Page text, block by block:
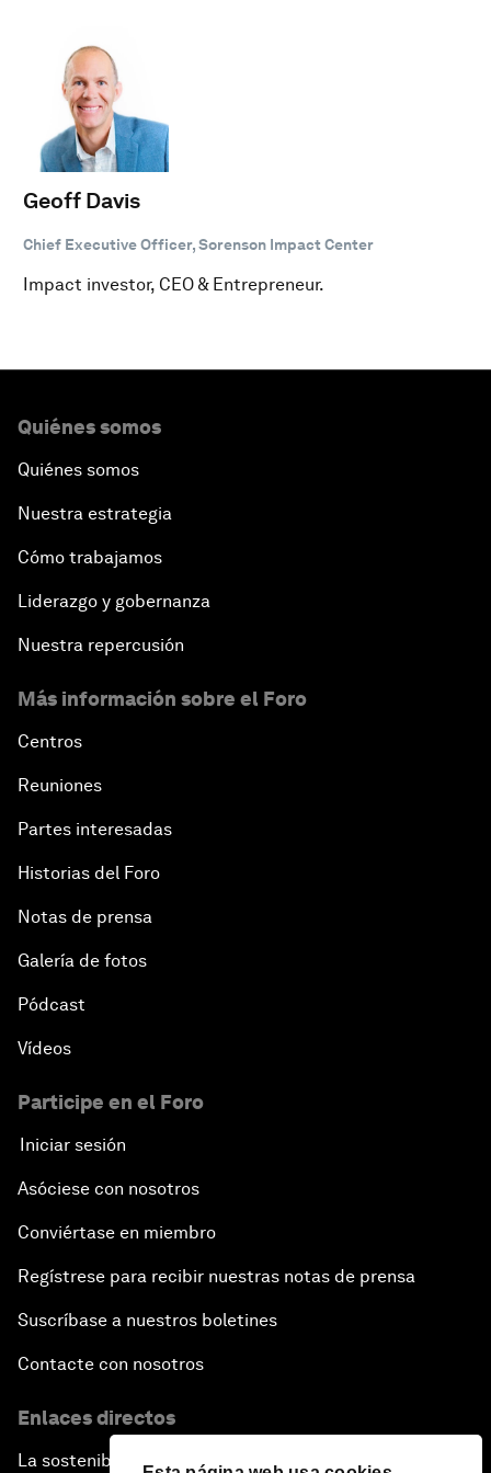
Geoff Davis
Chief Executive Officer, Sorenson Impact Center
Impact investor, CEO & Entrepreneur.
Quiénes somos
Quiénes somos
Nuestra estrategia
Cómo trabajamos
Liderazgo y gobernanza
Nuestra repercusión
Más información sobre el Foro
Centros
Reuniones
Partes interesadas
Historias del Foro
Notas de prensa
Galería de fotos
Pódcast
Vídeos
Participe en el Foro
Iniciar sesión
Asóciese con nosotros
Conviértase en miembro
Regístrese para recibir nuestras notas de prensa
Suscríbase a nuestros boletines
Contacte con nosotros
Enlaces directos
La sostenibilidad en el Foro